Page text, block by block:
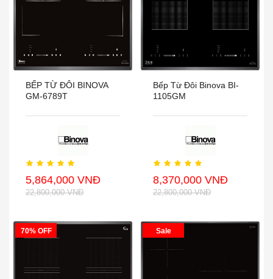
BẾP TỪ ĐÔI BINOVA
GM-6789T
5,864,000 VNĐ
22,800,000 VNĐ
Bếp Từ Đôi Binova BI-
1105GM
8,370,000 VNĐ
22,800,000 VNĐ
70% OFF Sale